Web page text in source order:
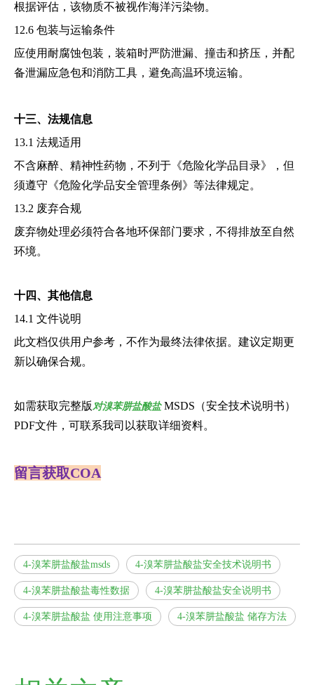
根据评估，该物质不被视作海洋污染物。
12.6 包装与运输条件
应使用耐腐蚀包装，装箱时严防泄漏、撞击和挤压，并配
备泄漏应急包和消防工具，避免高温环境运输。
十三、法规信息
13.1 法规适用
不含麻醉、精神性药物，不列于《危险化学品目录》，但
须遵守《危险化学品安全管理条例》等法律规定。
13.2 废弃合规
废弃物处理必须符合各地环保部门要求，不得排放至自然
环境。
十四、其他信息
14.1 文件说明
此文档仅供用户参考，不作为最终法律依据。建议定期更
新以确保合规。
如需获取完整版对溴苯肼盐酸盐MSDS（安全技术说明书）
PDF文件，可联系我司以获取详细资料。
留言获取COA
4-溴苯肼盐酸盐msds 4-溴苯肼盐酸盐安全技术说明书
4-溴苯肼盐酸盐毒性数据 4-溴苯肼盐酸盐安全说明书
4-溴苯肼盐酸盐 使用注意事项 4-溴苯肼盐酸盐 储存方法